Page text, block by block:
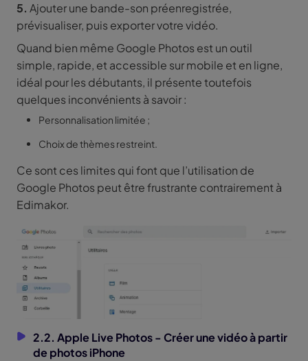
5. Ajouter une bande-son préenregistrée,
prévisualiser, puis exporter votre vidéo.
Quand bien même Google Photos est un outil
simple, rapide, et accessible sur mobile et en ligne,
idéal pour les débutants, il présente toutefois
quelques inconvénients à savoir :
Personnalisation limitée ;
Choix de thèmes restreint.
Ce sont ces limites qui font que l’utilisation de
Google Photos peut être frustrante contrairement à
Edimakor.
2.2. Apple Live Photos - Créer une vidéo à partir
de photos iPhone